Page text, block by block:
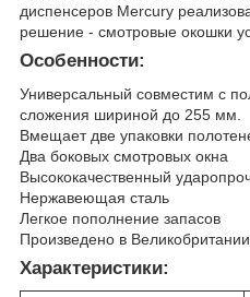
диспенсеров Mercury
решение - смотровые окошки
Особенности:
Универсальный совместим с
сложения шириной до 255 мм.
Вмещает две упаковки
Два боковых смотровых окна
Высококачественный
Нержавеющая сталь
Легкое пополнение запасов
Произведено в Великобритании.
Характеристики: